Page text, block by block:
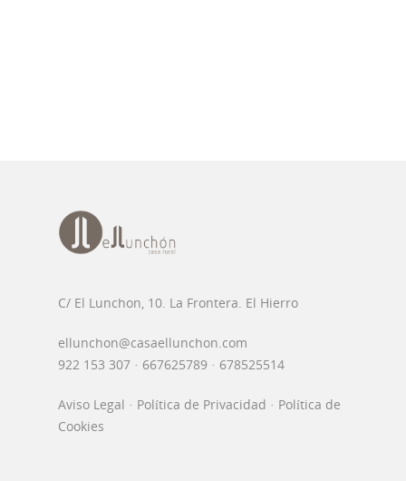
C/ El Lunchon, 10. La Frontera. El Hierro
ellunchon@casaellunchon.com
922 153 307 · 667625789 · 678525514
Aviso Legal · Política de Privacidad · Política de
Cookies